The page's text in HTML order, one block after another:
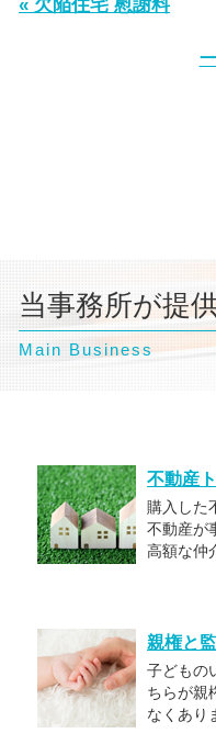
« 欠陥住宅 慰謝料
当事務所が提
Main Business
不動産
購入した
不動産が
高額な仲
親権と
子どもの
ちらが親
なくあり